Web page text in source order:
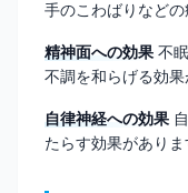
手のこわばりなどの
精神面への効果 不
不調を和らげる効果
自律神経への効果
たらす効果がありま